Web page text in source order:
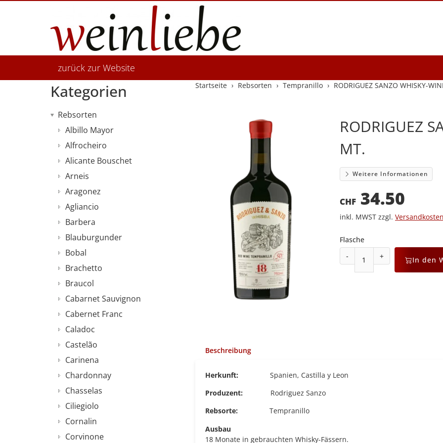
zurück zur Website
Startseite Rebsorten Tempranillo RODRIGUEZ SANZO WHISKY-
RODRIGUEZ
MT.
Weitere Informationen
CHF 34.50
inkl. MWST zzgl. Versandkosten
Flasche
-
+ In den
Beschreibung
Herkunft: Spanien, Castilla y Leon
Produzent:
Rodriguez Sanzo
Rebsorte:
Tempranillo
Ausbau
18 Monate in gebrauchten Whisky-Fässern.
Kategorien
Rebsorten
Albillo Mayor
Alfrocheiro
Alicante Bouschet
Arneis
Aragonez
Agliancio
Barbera
Blauburgunder
Bobal
Brachetto
Braucol
Cabarnet Sauvignon
Cabernet Franc
Caladoc
Castelão
Carinena
Chardonnay
Chasselas
Ciliegiolo
Cornalin
Corvinone